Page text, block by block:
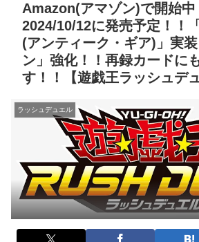
Amazon(アマゾン)で開始中
2024/10/12に発売予定！！
(アンティーク・ギア)」実
ン」強化！！再録カードに
す！！【遊戯王ラッシュデュ
ラッシュデュエル